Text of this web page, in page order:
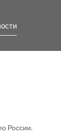
России.